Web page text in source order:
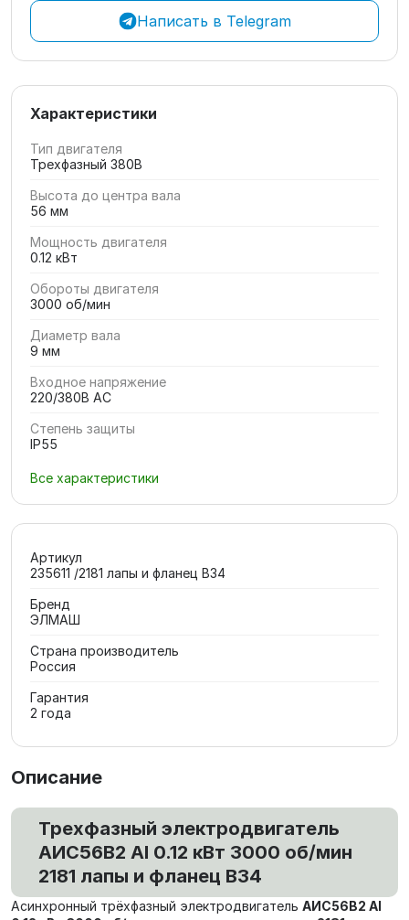
Написать в Telegram
Характеристики
Тип двигателя
Трехфазный 380В
Высота до центра вала
56 мм
Мощность двигателя
0.12 кВт
Обороты двигателя
3000 об/мин
Диаметр вала
9 мм
Входное напряжение
220/380В AC
Степень защиты
IP55
Все характеристики
Артикул
235611 /2181 лапы и фланец В34
Бренд
ЭЛМАШ
Страна производитель
Россия
Гарантия
2 года
Описание
Трехфазный электродвигатель
АИС56В2 Al 0.12 кВт 3000 об/мин
2181 лапы и фланец В34
Асинхронный трёхфазный электродвигатель АИС56В2 Al